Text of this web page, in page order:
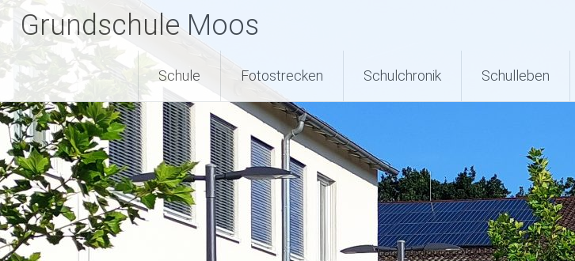
Zum
Inhalt
springen
Grundschule Moos
Schule Fotostrecken Schulchronik Schulleben